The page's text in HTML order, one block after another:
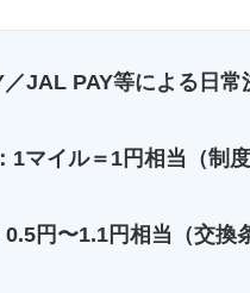
JAL PAY等による日常
1マイル＝1円相当（制
円〜1.1円相当（交換